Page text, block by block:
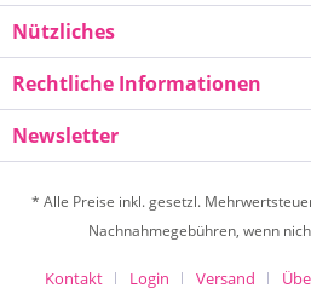
Nützliches
Rechtliche Informationen
Newsletter
* Alle Preise inkl. gesetzl.
Nachnahmegebühren, wenn
Kontakt Login Versand